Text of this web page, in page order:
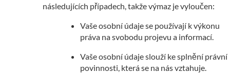
následujících případech, takže výmaz je vyloučen:
Vaše osobní údaje se používají k výkonu
práva na svobodu projevu a informací.
Vaše osobní údaje slouží ke splnění právní
povinnosti, která se na nás vztahuje.